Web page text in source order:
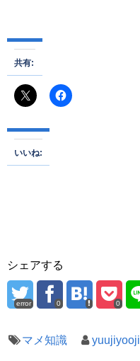
共有:
いいね:
シェアする
error 0 0
マメ知識 yuujiyooji